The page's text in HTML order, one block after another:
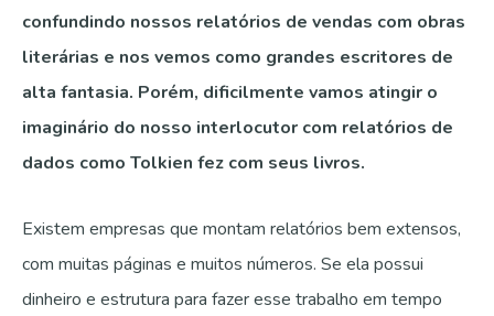
confundindo nossos relatórios de vendas com obras
literárias e nos vemos como grandes escritores de
alta fantasia. Porém, dificilmente vamos atingir o
imaginário do nosso interlocutor com relatórios de
dados como Tolkien fez com seus livros.
Existem empresas que montam relatórios bem extensos,
com muitas páginas e muitos números. Se ela possui
dinheiro e estrutura para fazer esse trabalho em tempo